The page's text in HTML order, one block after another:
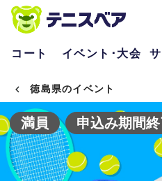
コート イベント･大会
徳島県のイベント
満員 申込み期間終